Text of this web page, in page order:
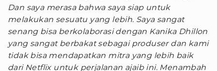
Dan saya merasa bahwa saya siap untuk
melakukan sesuatu yang lebih. Saya sangat
senang bisa berkolaborasi dengan Kanika Dhillon
yang sangat berbakat sebagai produser dan kami
tidak bisa mendapatkan mitra yang lebih baik
dari Netflix untuk perjalanan ajaib ini. Menambah